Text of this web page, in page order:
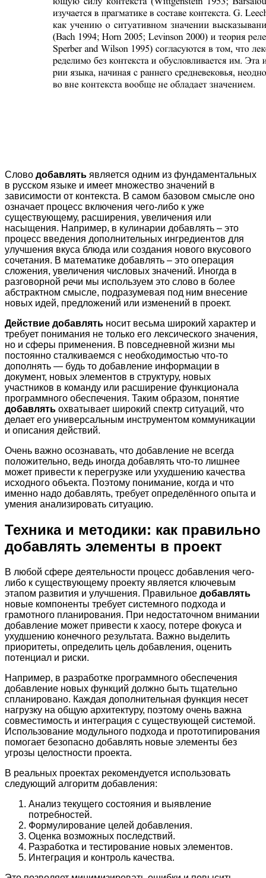
Слово добавлять является одним из фундаментальных
в русском языке и имеет множество значений в
зависимости от контекста. В самом базовом смысле оно
означает процесс включения чего-либо к уже
существующему, расширения, увеличения или
насыщения. Например, в кулинарии добавлять – это
процесс введения дополнительных ингредиентов для
улучшения вкуса блюда или создания нового вкусового
сочетания. В математике добавлять – это операция
сложения, увеличения числовых значений. Иногда в
разговорной речи мы используем это слово в более
абстрактном смысле, подразумевая под ним внесение
новых идей, предложений или изменений в проект.
Действие добавлять носит весьма широкий характер и
требует понимания не только его лексического значения,
но и сферы применения. В повседневной жизни мы
постоянно сталкиваемся с необходимостью что-то
дополнять — будь то добавление информации в
документ, новых элементов в структуру, новых
участников в команду или расширение функционала
программного обеспечения. Таким образом, понятие
добавлять охватывает широкий спектр ситуаций, что
делает его универсальным инструментом коммуникации
и описания действий.
Очень важно осознавать, что добавление не всегда
положительно, ведь иногда добавлять что-то лишнее
может привести к перегрузке или ухудшению качества
исходного объекта. Поэтому понимание, когда и что
именно надо добавлять, требует определённого опыта и
умения анализировать ситуацию.
Техника и методики: как правильно
добавлять элементы в проект
В любой сфере деятельности процесс добавления чего-
либо к существующему проекту является ключевым
этапом развития и улучшения. Правильное добавлять
новые компоненты требует системного подхода и
грамотного планирования. При недостаточном внимании
добавление может привести к хаосу, потере фокуса и
ухудшению конечного результата. Важно выделить
приоритеты, определить цель добавления, оценить
потенциал и риски.
Например, в разработке программного обеспечения
добавление новых функций должно быть тщательно
спланировано. Каждая дополнительная функция несет
нагрузку на общую архитектуру, поэтому очень важна
совместимость и интеграция с существующей системой.
Использование модульного подхода и прототипирования
помогает безопасно добавлять новые элементы без
угрозы целостности проекта.
В реальных проектах рекомендуется использовать
следующий алгоритм добавления:
Анализ текущего состояния и выявление
потребностей.
Формулирование целей добавления.
Оценка возможных последствий.
Разработка и тестирование новых элементов.
Интеграция и контроль качества.